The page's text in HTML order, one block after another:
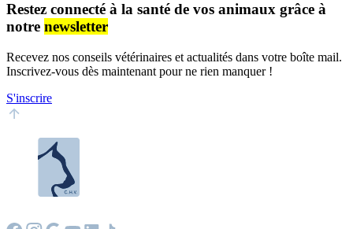
Restez connecté à la santé de vos animaux grâce à
notre newsletter
Recevez nos conseils vétérinaires et actualités dans votre boîte mail.
Inscrivez-vous dès maintenant pour ne rien manquer !
S'inscrire